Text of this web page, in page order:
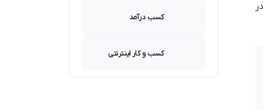
کسب درآمد
کسب و کار اینترنتی